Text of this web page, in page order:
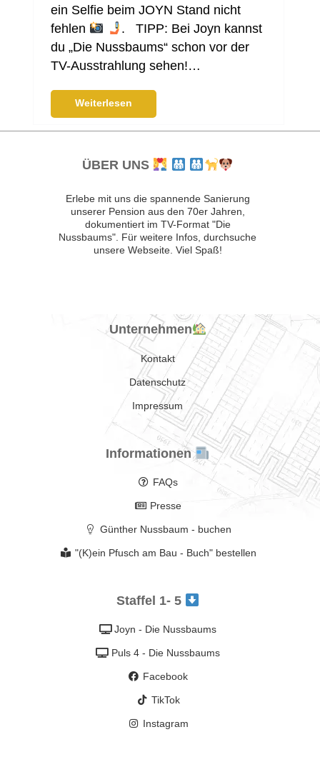
ein Selfie beim JOYN Stand nicht
fehlen
. TIPP: Bei Joyn kannst
du „Die Nussbaums“ schon vor der
TV-Ausstrahlung sehen!…
Weiterlesen
ÜBER UNS
Erlebe mit uns die spannende Sanierung
unserer Pension aus den 70er Jahren,
dokumentiert im TV-Format "Die
Nussbaums". Für weitere Infos, durchsuche
unsere Webseite. Viel Spaß!
Unternehmen
Kontakt
Datenschutz
Impressum
Informationen
FAQs
Presse
Günther Nussbaum - buchen
"(K)ein Pfusch am Bau - Buch" bestellen
Staffel 1- 5
Joyn - Die Nussbaums
Puls 4 - Die Nussbaums
Facebook
TikTok
Instagram